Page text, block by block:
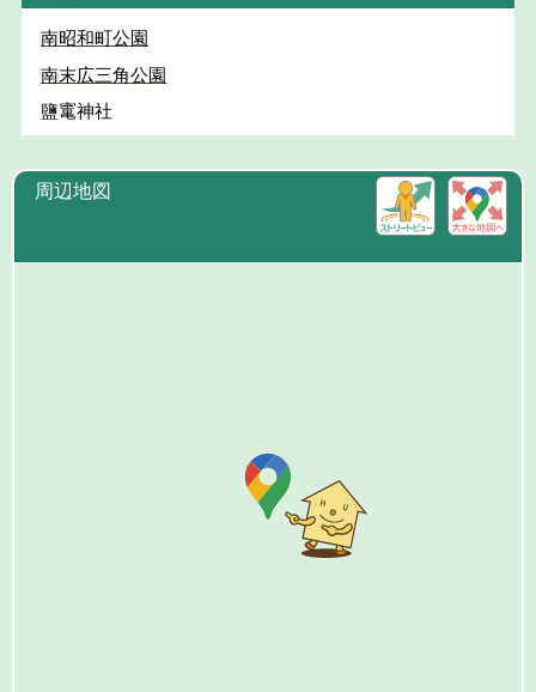
南昭和町公園
南末広三角公園
鹽竃神社
周辺地図